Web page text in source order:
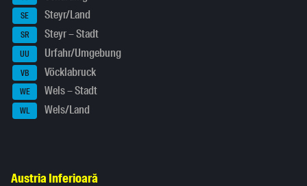
SE Steyr/Land
SR Steyr – Stadt
UU Urfahr/Umgebung
VB Vöcklabruck
WE Wels – Stadt
WL Wels/Land
Austria Inferioară